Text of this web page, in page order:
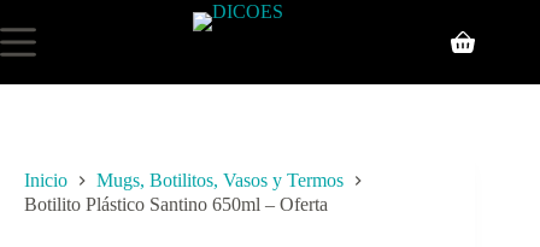
Inicio
Mugs, Botilitos, Vasos y Termos
Botilito Plástico Santino 650ml – Oferta